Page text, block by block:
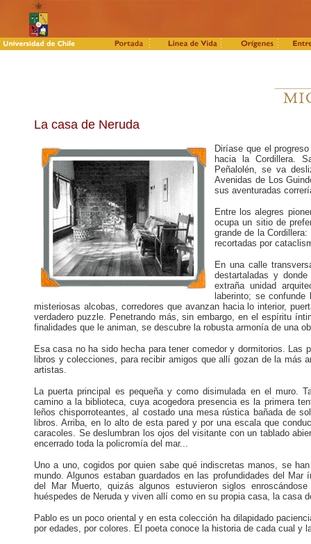
La casa de Neruda
Diríase que el
hacia la Cordillera.
Peñalolén, se va
Avenidas de Los
sus aventuradas
Entre los alegres
ocupa un sitio de
grande de la
recortadas por
En una calle
destartaladas y
extraña unidad
laberinto; se
misteriosas alcobas, corredores que avanzan hacia lo interior,
verdadero puzzle. Penetrando más, sin embargo, en el espíritu
finalidades que le animan, se descubre la robusta armonía de una
Esa casa no ha sido hecha para tener comedor y dormitorios.
libros y colecciones, para recibir amigos que allí gozan de la más
artistas.
La puerta principal es pequeña y como disimulada en el muro.
camino a la biblioteca, cuya acogedora presencia es la primera
leños chisporroteantes, al costado una mesa rústica bañada de
libros. Arriba, en lo alto de esta pared y por una escala que
caracoles. Se deslumbran los ojos del visitante con un tablado
encerrado toda la policromía del mar...
Uno a uno, cogidos por quien sabe qué indiscretas manos, se
mundo. Algunos estaban guardados en las profundidades del
del Mar Muerto, quizás algunos estuvieron siglos
huéspedes de Neruda y viven allí como en su propia casa, la casa
Pablo es un poco oriental y en esta colección ha dilapidado
por edades, por colores. El poeta conoce la historia de cada cual y